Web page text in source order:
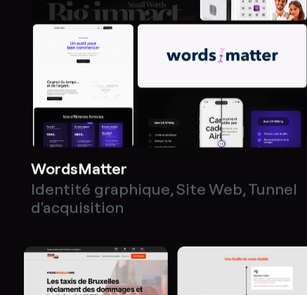
WordsMatter
Identité graphique,Site Web,Tunnel
d'acquisition